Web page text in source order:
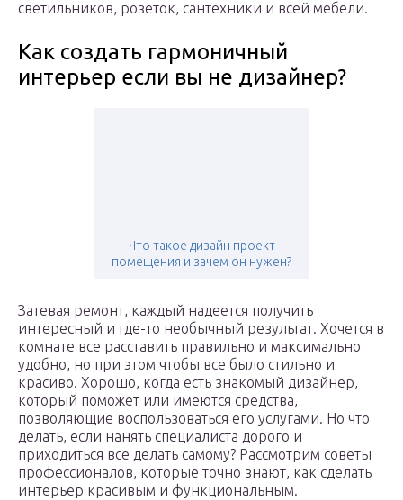
светильников, розеток, сантехники и всей мебели.
Как создать гармоничный
интерьер если вы не дизайнер?
Что такое дизайн проект
помещения и зачем он нужен?
Затевая ремонт, каждый надеется получить
интересный и где-то необычный результат. Хочется в
комнате все расставить правильно и максимально
удобно, но при этом чтобы все было стильно и
красиво. Хорошо, когда есть знакомый дизайнер,
который поможет или имеются средства,
позволяющие воспользоваться его услугами. Но что
делать, если нанять специалиста дорого и
приходиться все делать самому? Рассмотрим советы
профессионалов, которые точно знают, как сделать
интерьер красивым и функциональным.